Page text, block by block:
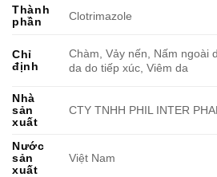
Thành
phần
Clotrimazole
Chỉ
định
Chàm, Vảy nến, Nấm ngoài
da do tiếp xúc, Viêm da
Nhà
sản
xuất
CTY TNHH PHIL INTER
Nước
sản
xuất
Việt Nam